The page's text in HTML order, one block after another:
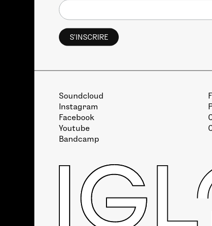
Soundcloud
Instagram
Facebook
Youtube
Bandcamp